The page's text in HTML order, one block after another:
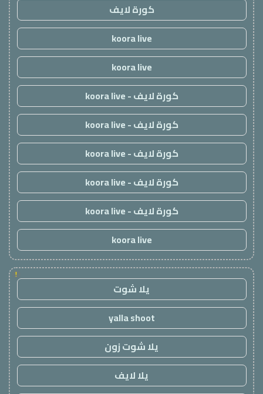
كورة لايف
koora live
koora live
كورة لايف - koora live
كورة لايف - koora live
كورة لايف - koora live
كورة لايف - koora live
كورة لايف - koora live
koora live
!
يلا شوت
yalla shoot
يلا شوت زون
يلا لايف